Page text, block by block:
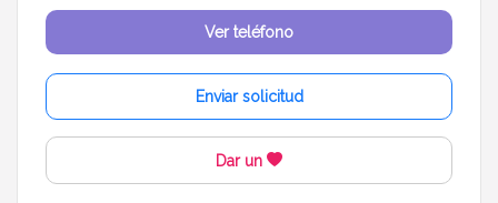
Ver teléfono
Enviar solicitud
Dar un